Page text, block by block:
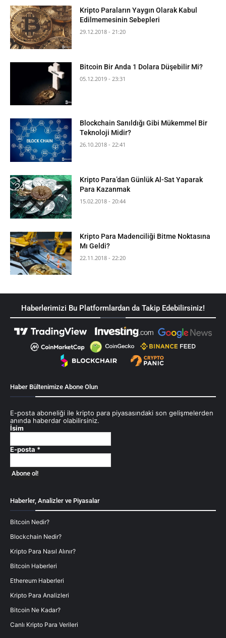
Kripto Paraların Yaygın Olarak Kabul
Edilmemesinin Sebepleri
29.12.2018 - 21:20
Bitcoin Bir Anda 1 Dolara Düşebilir Mi?
05.12.2019 - 23:31
Blockchain Sanıldığı Gibi Mükemmel Bir
Teknoloji Midir?
26.10.2018 - 22:41
Kripto Para’dan Günlük Al-Sat Yaparak
Para Kazanmak
15.02.2018 - 20:44
Kripto Para Madenciliği Bitme Noktasına
Mı Geldi?
22.11.2018 - 22:20
Haberlerimizi Bu Platformlardan da Takip Edebilirsiniz!
Haber Bültenimize Abone Olun
E-posta aboneliği ile kripto para piyasasındaki son gelişmelerden
anında haberdar olabilirsiniz.
İsim
E-posta *
Haberler, Analizler ve Piyasalar
Bitcoin Nedir?
Blockchain Nedir?
Kripto Para Nasıl Alınır?
Bitcoin Haberleri
Ethereum Haberleri
Kripto Para Analizleri
Bitcoin Ne Kadar?
Canlı Kripto Para Verileri